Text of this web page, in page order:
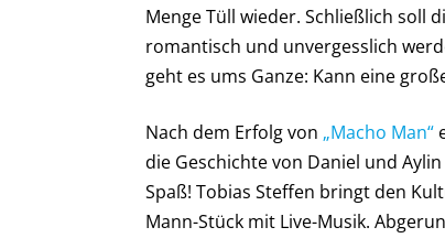
Menge Tüll wieder. Schließlich soll
romantisch und unvergesslich
geht es ums Ganze: Kann eine
Nach dem Erfolg von „Macho Man“
die Geschichte von Daniel und
Spaß! Tobias Steffen bringt den
Mann-Stück mit Live-Musik.